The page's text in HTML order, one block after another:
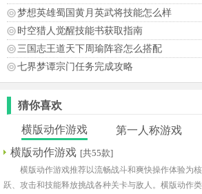
梦想英雄蜀国黄月英武将技能怎么样
时空猎人觉醒技能书获取指南
三国志王道天下周瑜阵容怎么搭配
七界梦谭宗门任务完成攻略
猜你喜欢
横版动作游戏 第一人称游戏
横版动作游戏 [共55款]
横版动作游戏推荐以流畅战斗和爽快操作体验为
跃、攻击和技能释放挑战各种关卡与敌人。横版动作